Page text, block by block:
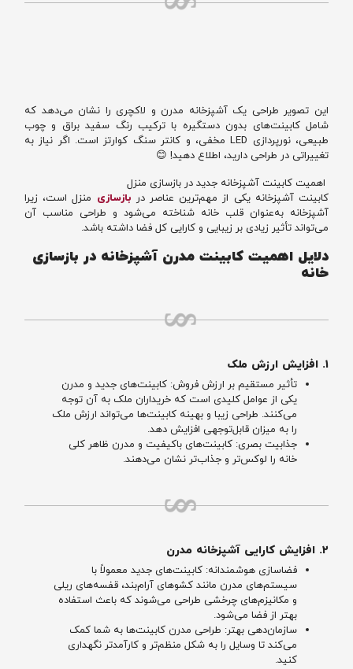
این تصویر طراحی یک آشپزخانه مدرن و لاکچری را نشان می‌دهد که
شامل کابینت‌های بدون دستگیره با ترکیب رنگ سفید براق و چوب
طبیعی، نورپردازی LED مخفی، و کانتر سنگ کوارتز است. اگر نیاز به
تغییراتی در طراحی دارید، اطلاع دهید! 😊
اهمیت کابینت آشپزخانه جدید در بازسازی منزل
ChatGPT said: کابینت آشپزخانه یکی از مهم‌ترین عناصر در بازسازی منزل است، زیرا
آشپزخانه به‌عنوان قلب خانه شناخته می‌شود و طراحی مناسب آن
می‌تواند تأثیر زیادی بر زیبایی و کارایی کل فضا داشته باشد.
دلایل اهمیت کابینت مدرن آشپزخانه در بازسازی
خانه
۱. افزایش ارزش ملک
تأثیر مستقیم بر ارزش فروش: کابینت‌های جدید و مدرن
یکی از عوامل کلیدی است که خریداران ملک به آن توجه
می‌کنند. طراحی زیبا و بهینه کابینت‌ها می‌تواند ارزش ملک
را به میزان قابل‌توجهی افزایش دهد.
جذابیت بصری: کابینت‌های باکیفیت و مدرن ظاهر کلی
خانه را لوکس‌تر و جذاب‌تر نشان می‌دهند.
۲. افزایش کارایی آشپزخانه مدرن
فضاسازی هوشمندانه: کابینت‌های جدید معمولاً با
سیستم‌های مدرن مانند کشوهای آرام‌بند، قفسه‌های ریلی
و مکانیزم‌های چرخشی طراحی می‌شوند که باعث استفاده
بهتر از فضا می‌شود.
سازمان‌دهی بهتر: طراحی مدرن کابینت‌ها به شما کمک
می‌کند تا وسایل را به شکل منظم‌تر و کارآمدتر نگهداری
کنید.